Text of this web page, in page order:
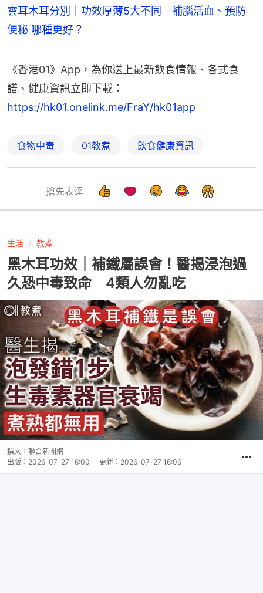
雲耳木耳分別｜功效厚薄5大不同 補腦活血、預防
便秘 哪種更好？
《香港01》App，為你送上最新飲食情報、各式食
https://hk01.onelink.me/FraY/hk01app
食物中毒 01教煮 飲食健康資訊
搶先表達
生活 教煮
黑木耳功效｜補鐵屬誤會！醫揭浸泡過
久恐中毒致命 4類人勿亂吃
撰文： 聯合新聞網
出版： 2026-07-27 16:00 更新： 2026-07-27 16:06